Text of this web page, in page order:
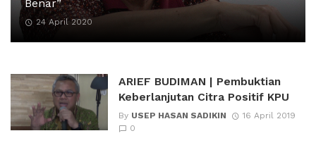
Benar”
24 April 2020
ARIEF BUDIMAN | Pembuktian
Keberlanjutan Citra Positif KPU
By USEP HASAN SADIKIN
16 April 2019
0